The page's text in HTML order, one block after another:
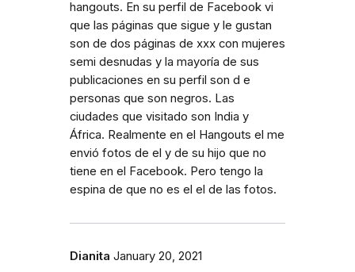
hangouts. En su perfil de Facebook vi
que las páginas que sigue y le gustan
son de dos páginas de xxx con mujeres
semi desnudas y la mayoría de sus
publicaciones en su perfil son d e
personas que son negros. Las
ciudades que visitado son India y
África. Realmente en el Hangouts el me
envió fotos de el y de su hijo que no
tiene en el Facebook. Pero tengo la
espina de que no es el el de las fotos.
Dianita January 20, 2021